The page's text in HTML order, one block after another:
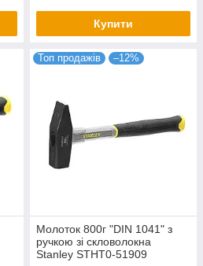
Купити
Топ продажів –12%
Молоток 800г "DIN 1041" з
ручкою зі скловолокна
Stanley STHT0-51909